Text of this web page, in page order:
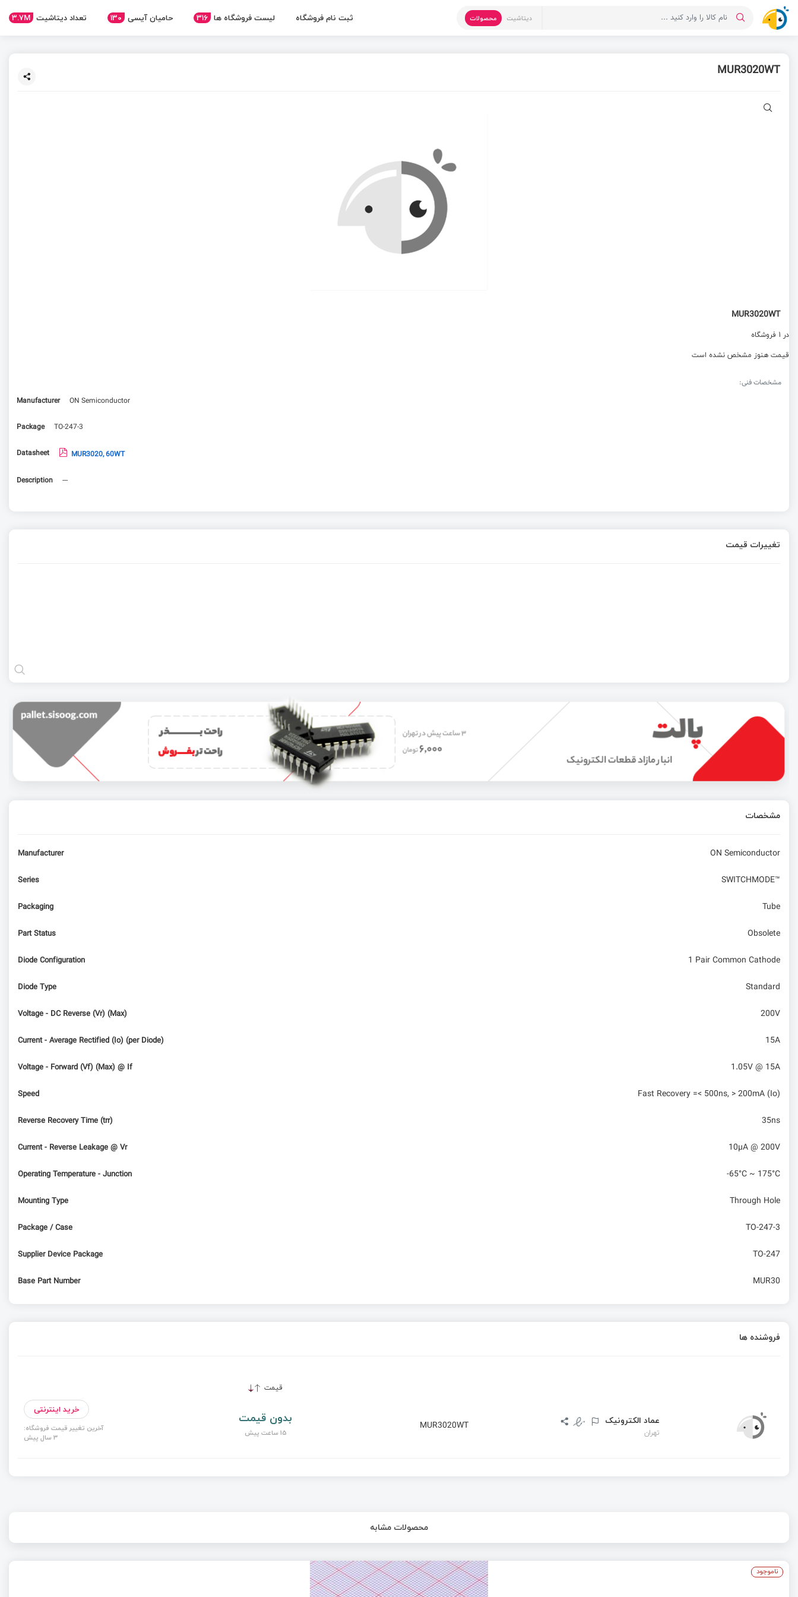
دیتاشیت محصولات ثبت نام فروشگاه لیست فروشگاه ها 316 حامیان آیسی 130 تعداد دیتاشیت 3.7M
MUR3020WT
MUR3020WT
در 1 فروشگاه
قیمت هنوز مشخص نشده است
مشخصات فنی:
Manufacturer
ON Semiconductor
Package TO-247-3
Datasheet MUR3020, 60WT
Description ---
تغییرات قیمت
مشخصات
Manufacturer ON Semiconductor
Series SWITCHMODE™
Packaging Tube
Part Status Obsolete
Diode Configuration 1 Pair Common Cathode
Diode Type Standard
Voltage - DC Reverse (Vr) (Max) 200V
Current - Average Rectified (Io) (per Diode) 15A
Voltage - Forward (Vf) (Max) @ If 1.05V @ 15A
Speed Fast Recovery =< 500ns, > 200mA (Io)
Reverse Recovery Time (trr) 35ns
Current - Reverse Leakage @ Vr 10µA @ 200V
Operating Temperature - Junction -65°C ~ 175°C
Mounting Type Through Hole
Package / Case TO-247-3
Supplier Device Package TO-247
Base Part Number MUR30
فروشنده ها
قیمت
عماد الکترونیک
تهران
MUR3020WT بدون قیمت
15 ساعت پیش
خرید اینترنتی
آخرین تغییر قیمت فروشگاه:
3 سال پیش
محصولات مشابه
ناموجود